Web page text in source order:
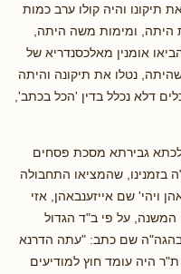
תיקונו והיה קולו ערב כמות
ומימות משה היתה,
אומנין מאלכסנדריא של
נטלו את תיקונה והיתה
דלא נכלל בדין 'הכל בכתב',
גבירתא מסכת פסחים
בזמנינו, שהמציאו התחבולה
ויהי' שם אייזענבאהן, אזי
המשנה, על פי ב"ד הגדול
בהגה"ה שם כתב: "עתה הדרנא
היה עומד חוץ למודיעים